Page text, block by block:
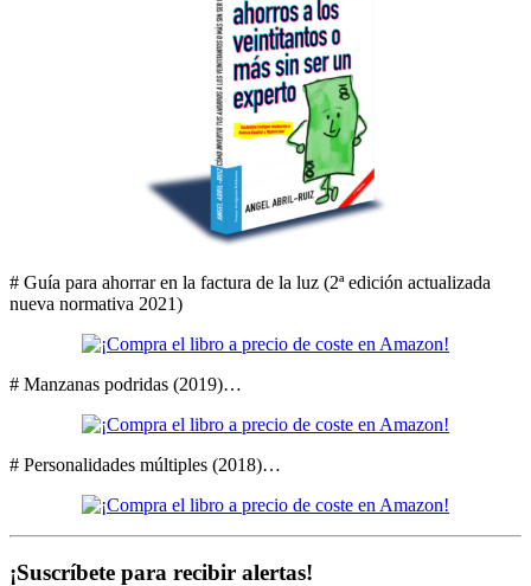
# Guía para ahorrar en la factura de la luz (2ª edición actualizada
nueva normativa 2021)
# Manzanas podridas (2019)…
# Personalidades múltiples (2018)…
¡Suscríbete para recibir alertas!